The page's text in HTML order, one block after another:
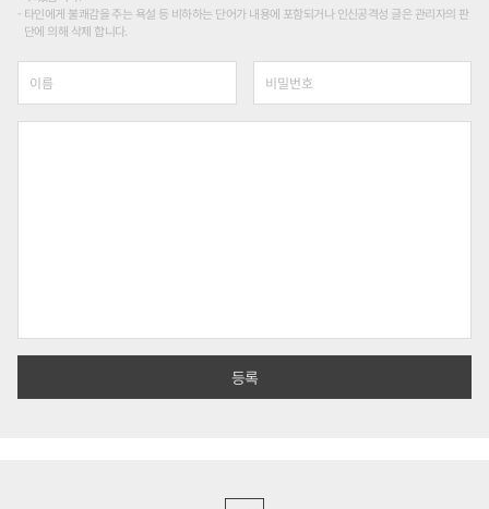
타인에게 불쾌감을 주는 욕설 등 비하하는 단어가 내용에 포함되거나 인신공격성 글은 관리자의 판
단에 의해 삭제 합니다.